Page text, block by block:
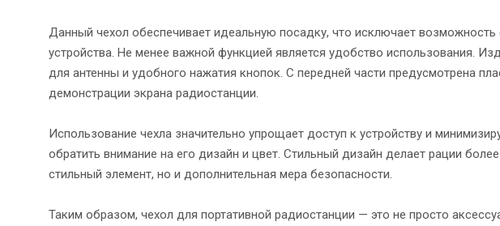
Данный чехол обеспечивает идеальную посадку, что исключает возможность
устройства. Не менее важной функцией является удобство использования.
для антенны и удобного нажатия кнопок. С передней части предусмотрена
демонстрации экрана радиостанции.
Использование чехла значительно упрощает доступ к устройству и
обратить внимание на его дизайн и цвет. Стильный дизайн делает рации
стильный элемент, но и дополнительная мера безопасности.
Таким образом, чехол для портативной радиостанции — это не просто